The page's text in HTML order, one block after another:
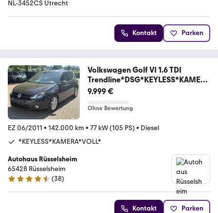
NL-3452CS Utrecht
Kontakt Parken
Volkswagen Golf VI 1.6 TDI
Trendline*DSG*KEYLESS*KAMERA
*TOP
9.999 €
Ohne Bewertung
EZ 06/2011 • 142.000 km • 77 kW (105 PS) • Diesel
*KEYLESS*KAMERA*VOLL*
Autohaus Rüsselsheim
65428 Rüsselsheim
4.4 Sterne
(38)
Kontakt Parken